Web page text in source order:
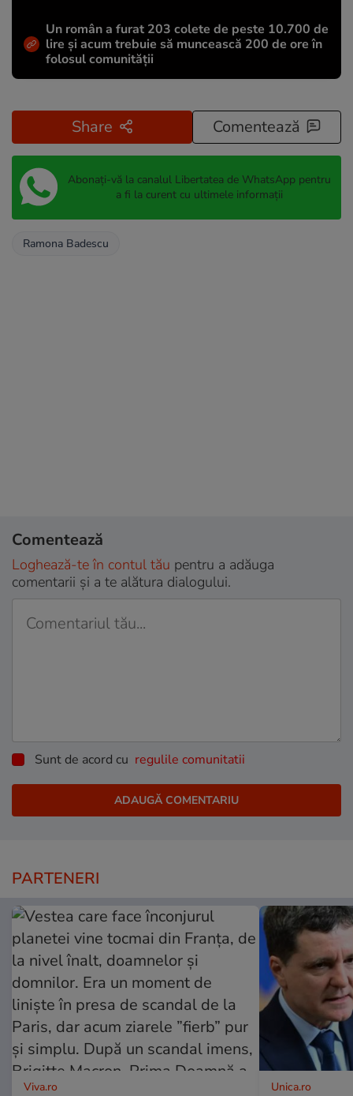
Un român a furat 203 colete de peste 10.700 de
lire și acum trebuie să muncească 200 de ore în
folosul comunității
Share Comentează
Abonați-vă la canalul Libertatea de WhatsApp pentru
a fi la curent cu ultimele informații
Ramona Badescu
Comentează
Loghează-te în contul tău pentru a adăuga
comentarii și a te alătura dialogului.
Sunt de acord cu regulile comunitatii
PARTENERI
Viva.ro Unica.ro